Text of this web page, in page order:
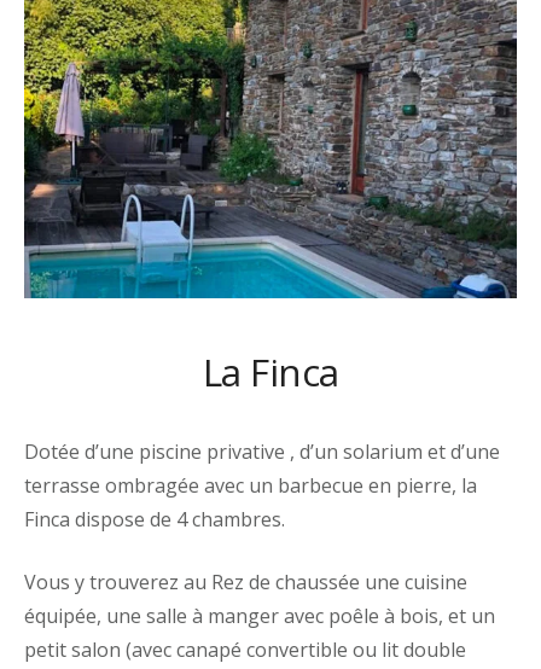
La Finca
Dotée d’une piscine privative , d’un solarium et d’une
terrasse ombragée avec un barbecue en pierre, la
Finca dispose de 4 chambres.
Vous y trouverez au Rez de chaussée une cuisine
équipée, une salle à manger avec poêle à bois, et un
petit salon (avec canapé convertible ou lit double